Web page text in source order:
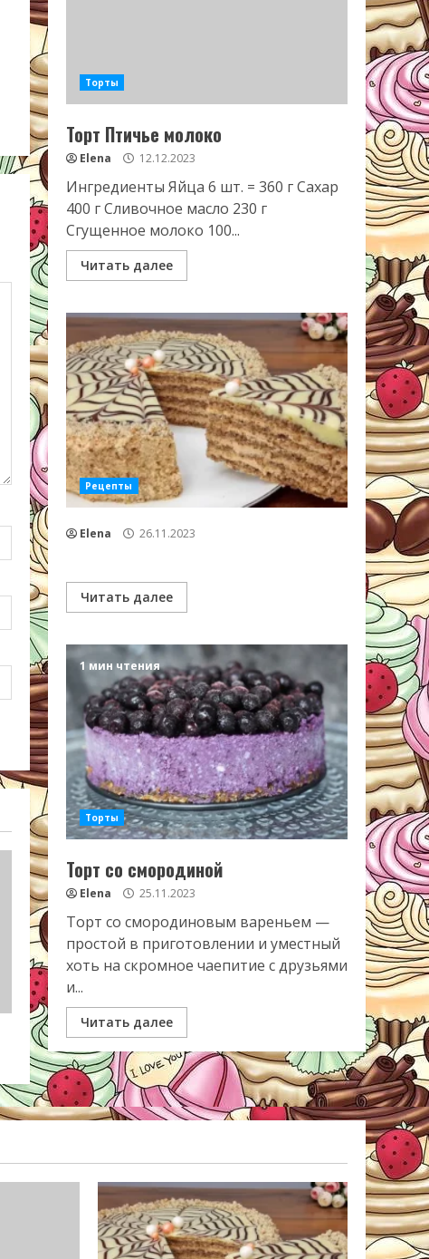
Торты
Торт Птичье молоко
Elena 12.12.2023
Ингредиенты Яйца 6 шт. = 360 г Сахар
400 г Сливочное масло 230 г
Сгущенное молоко 100...
Читать далее
Рецепты
Elena 26.11.2023
Читать далее
1 мин чтения
Торты
Торт со смородиной
Elena 25.11.2023
Торт со смородиновым вареньем —
простой в приготовлении и уместный
хоть на скромное чаепитие с друзьями
и...
Читать далее